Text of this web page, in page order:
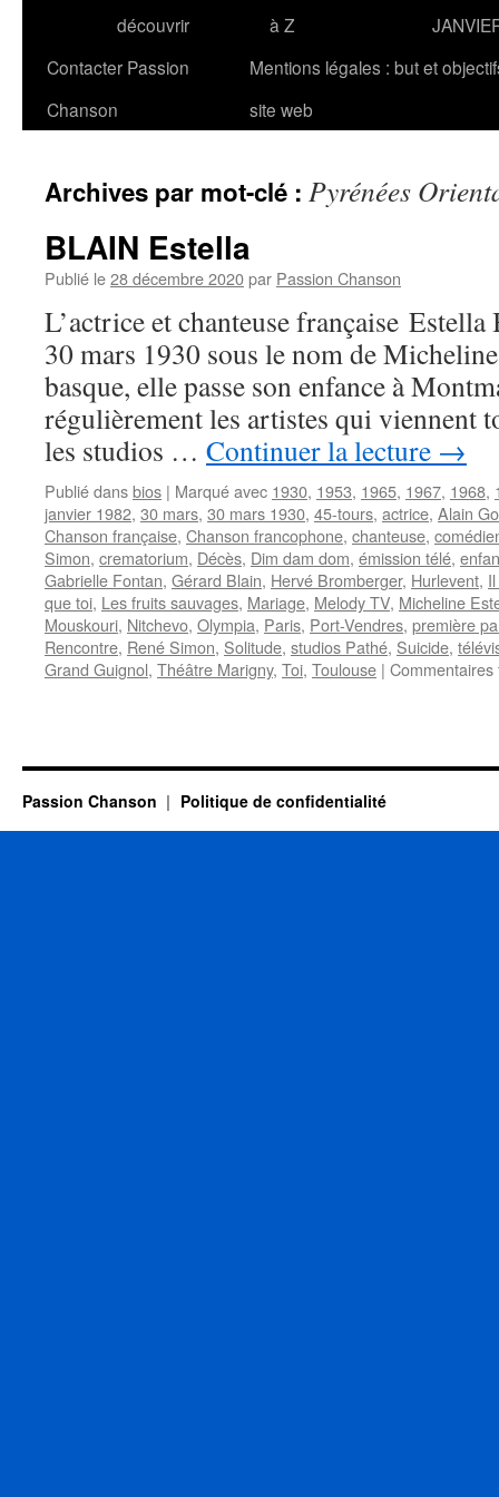
découvrir
à Z
Contacter Passion
Chanson
Mentions légales : but et
site web
Archives par mot-clé : Pyrénées
BLAIN Estella
Publié le28 décembre 2020par Passion Chanson
L’actrice et chanteuse française
30 mars 1930 sous le nom de
basque, elle passe son enfance à
régulièrement les artistes qui viennent
les studios … Continuer la lecture →
Publié dansbios | Marqué avec 1930, 1953, 1965, 1967, 1968,
janvier 1982, 30 mars, 30 mars 1930, 45-tours, actrice, Alain
Chanson française, Chanson francophone, chanteuse,
Simon, crematorium, Décès, Dim dam dom, émission télé,
Gabrielle Fontan, Gérard Blain, Hervé Bromberger, Hurlevent,
que toi, Les fruits sauvages, Mariage, Melody TV, Micheline
Mouskouri, Nitchevo, Olympia, Paris, Port-Vendres, première
Rencontre, René Simon, Solitude, studios Pathé, Suicide,
Grand Guignol, Théâtre Marigny, Toi, Toulouse | Commentaires
Passion Chanson Politique de confidentialité